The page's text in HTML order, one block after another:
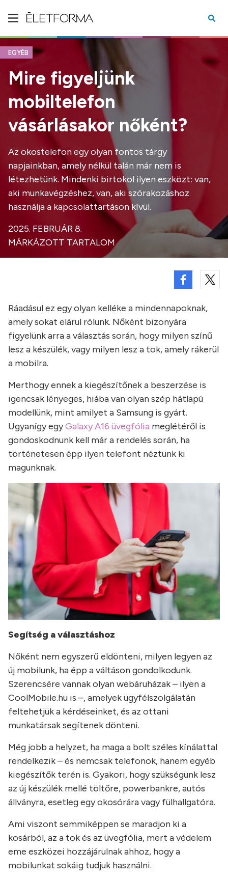
EGYÉB
Mire figyeljünk
mobiltelefon
vásárlásakor nőként?
Az okostelefon egy olyan fontos tárgy
napjainkban, amely nélkül talán már nem is
létezhetünk. Mindenki birtokol ilyen eszközt: van,
aki munkavégzéshez, van, aki szórakozáshoz
használja a kapcsolattartáson kívül.
2025. FEBRUÁR 8.
MÁRKÁZOTT TARTALOM
Ráadásul ez egy olyan kelléke a mindennapoknak,
amely sokat elárul rólunk. Nőként bizonyára
figyelünk arra a választás során, hogy milyen színű
lesz a készülék, vagy milyen lesz a tok, amely rákerül
a mobilra.
Merthogy ennek a kiegészítőnek a beszerzése is
igencsak lényeges, hiába van olyan szép hátlapú
modellünk, mint amilyet a Samsung is gyárt.
Ugyanígy egyGalaxy A16 üvegfólia meglétéről is
gondoskodnunk kell már a rendelés során, ha
történetesen épp ilyen telefont néztünk ki
magunknak.
Segítség a választáshoz
Nőként nem egyszerű eldönteni, milyen legyen az
új mobilunk, ha épp a váltáson gondolkodunk.
Szerencsére vannak olyan webáruházak – ilyen a
CoolMobile.hu is –, amelyek ügyfélszolgálatán
feltehetjük a kérdéseinket, és az ottani
munkatársak segítenek dönteni.
Még jobb a helyzet, ha maga a bolt széles kínálattal
rendelkezik – és nemcsak telefonok, hanem egyéb
kiegészítők terén is. Gyakori, hogy szükségünk lesz
az új készülék mellé töltőre, powerbankre, autós
állványra, esetleg egy okosórára vagy fülhallgatóra.
Ami viszont semmiképpen se maradjon ki a
kosárból, az a tok és az üvegfólia, mert a védelem
eme eszközei hozzájárulnak ahhoz, hogy a
mobilunkat sokáig tudjuk használni.